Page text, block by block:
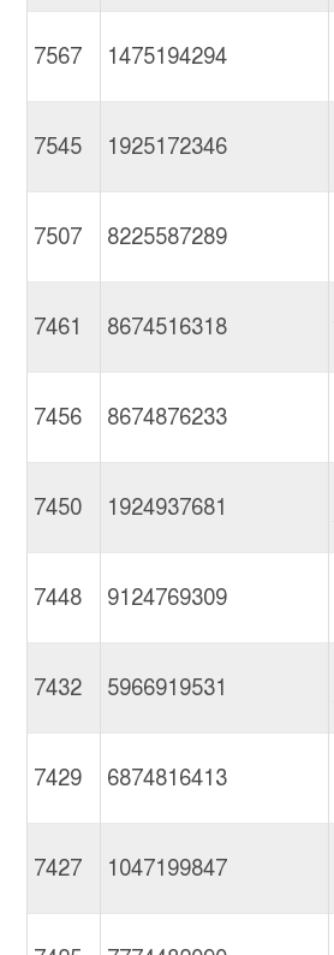
7567 1475194294
7545 1925172346
7507 8225587289
7461 8674516318
7456 8674876233
7450 1924937681
7448 9124769309
7432 5966919531
7429 6874816413
7427 1047199847